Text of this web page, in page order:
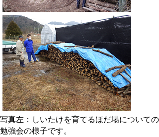
写真左：しいたけを育てるほだ場についての
勉強会の様子です。